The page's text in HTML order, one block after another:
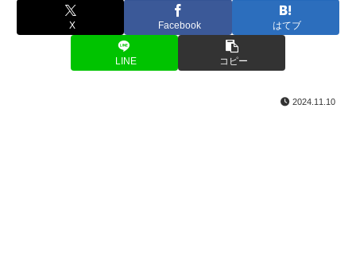
X Facebook はてブ
LINE コピー
2024.11.10